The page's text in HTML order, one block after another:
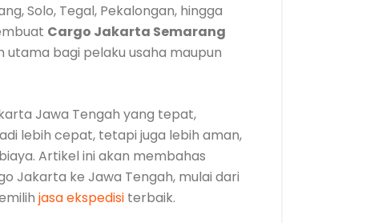
Solo, Tegal, Pekalongan, hingga
Cargo Jakarta Semarang
utama bagi pelaku usaha maupun
Jawa Tengah yang tepat,
lebih cepat, tetapi juga lebih aman,
Artikel ini akan membahas
Jakarta ke Jawa Tengah, mulai dari
jasa ekspedisi terbaik.